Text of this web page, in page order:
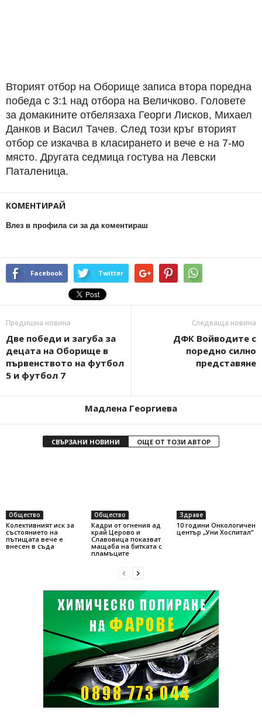
Вторият отбор на Оборище записа втора поредна
победа с 3:1 над отбора на Величково. Головете
за домакините отбелязаха Георги Лисков, Михаел
Данков и Васил Тачев. След този кръг вторият
отбор се изкачва в класирането и вече е на 7-мо
място. Другата седмица гостува на Левски
Паталеница.
КОМЕНТИРАЙ
Влез в профила си за да коментираш
Facebook Twitter
Предишна новина
Две победи и загуба за
децата на Оборище в
първенството на футбол
5 и футбол 7
Следваща новина
ДФК Войводите с
поредно силно
представяне
Мадлена Георгиева
СВЪРЗАНИ НОВИНИ ОЩЕ ОТ ТОЗИ АВТОР
Общество
Колективният иск за
състоянието на
пътищата вече е
внесен в съда
Общество
Кадри от огнения ад
край Церово и
Славовица показват
мащаба на битката с
пламъците
Здраве
10 години Онкологичен
център „Уни Хоспитал“